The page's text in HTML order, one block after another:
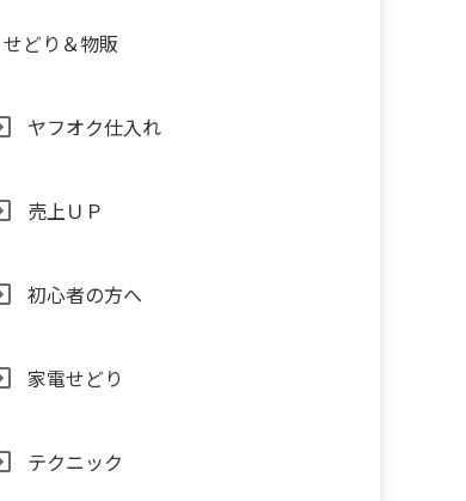
せどり＆物販
ヤフオク仕入れ
売上ＵＰ
初心者の方へ
家電せどり
テクニック